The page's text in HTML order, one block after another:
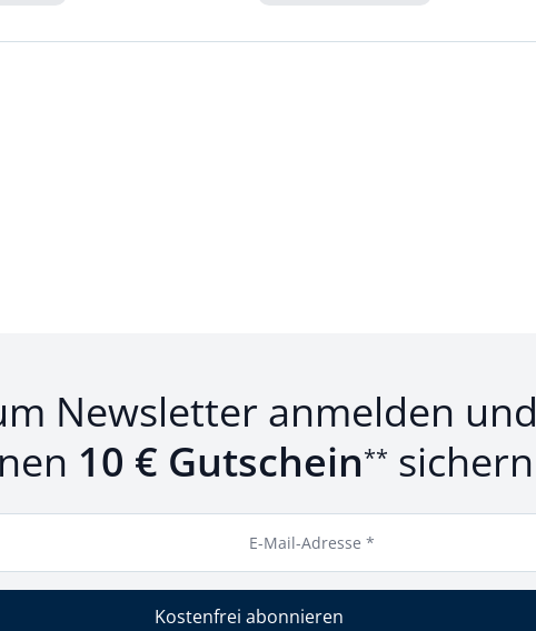
Newsletter anmelden und
10 € Gutschein** sichern
E-Mail-Adresse *
Kostenfrei abonnieren